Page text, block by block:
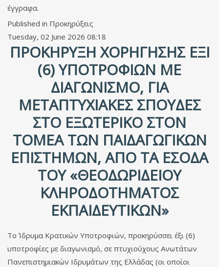
έγγραφα.
Published in Προκηρύξεις
Tuesday, 02 June 2026 08:18
ΠΡΟΚΉΡΥΞΗ ΧΟΡΉΓΗΣΗΣ ΈΞΙ
(6) ΥΠΟΤΡΟΦΙΏΝ ΜΕ
ΔΙΑΓΩΝΙΣΜΌ, ΓΙΑ
ΜΕΤΑΠΤΥΧΙΑΚΈΣ ΣΠΟΥΔΈΣ
ΣΤΟ ΕΞΩΤΕΡΙΚΌ ΣΤΟΝ
ΤΟΜΈΑ ΤΩΝ ΠΑΙΔΑΓΩΓΙΚΏΝ
ΕΠΙΣΤΗΜΏΝ, ΑΠΌ ΤΑ ΈΣΟΔΑ
ΤΟΥ «ΘΕΟΔΩΡΊΔΕΙΟΥ
ΚΛΗΡΟΔΟΤΉΜΑΤΟΣ
ΕΚΠΑΙΔΕΥΤΙΚΏΝ»
Το Ίδρυμα Κρατικών Υποτροφιών, προκηρύσσει έξι (6)
υποτροφίες με διαγωνισμό, σε πτυχιούχους Ανωτάτων
Πανεπιστημιακών Ιδρυμάτων της Ελλάδας (οι οποίοι